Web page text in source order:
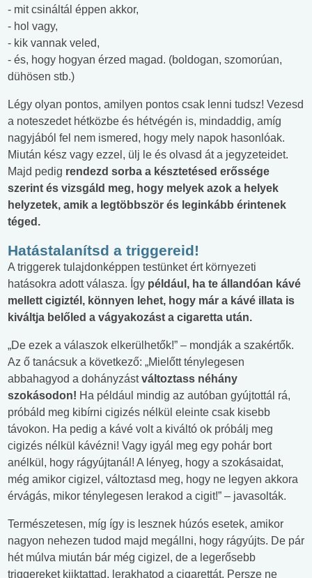
- mit csináltál éppen akkor,
- hol vagy,
- kik vannak veled,
- és, hogy hogyan érzed magad. (boldogan, szomorúan,
dühösen stb.)
Légy olyan pontos, amilyen pontos csak lenni tudsz! Vezesd
a noteszedet hétközbe és hétvégén is, mindaddig, amíg
nagyjából fel nem ismered, hogy mely napok hasonlóak.
Miután kész vagy ezzel, ülj le és olvasd át a jegyzeteidet.
Majd pedig rendezd sorba a késztetésed erőssége
szerint és vizsgáld meg, hogy melyek azok a helyek
helyzetek, amik a legtöbbször és leginkább érintenek
téged.
Hatástalanítsd a triggereid!
A triggerek tulajdonképpen testünket ért környezeti
hatásokra adott válasza. Így például, ha te állandóan kávé
mellett cigiztél, könnyen lehet, hogy már a kávé illata is
kiváltja belőled a vágyakozást a cigaretta után.
„De ezek a válaszok elkerülhetők!” – mondják a szakértők.
Az ő tanácsuk a következő: „Mielőtt ténylegesen
abbahagyod a dohányzástváltoztass néhány
szokásodon! Ha például mindig az autóban gyújtottál rá,
próbáld meg kibírni cigizés nélkül eleinte csak kisebb
távokon. Ha pedig a kávé volt a kiváltó ok próbálj meg
cigizés nélkül kávézni! Vagy igyál meg egy pohár bort
anélkül, hogy rágyújtanál! A lényeg, hogy a szokásaidat,
még amikor cigizel, változtasd meg, hogy ne legyen akkora
érvágás, mikor ténylegesen lerakod a cigit!” – javasolták.
Természetesen, míg így is lesznek húzós esetek, amikor
nagyon nehezen tudod majd megállni, hogy rágyújts. De pár
hét múlva miután bár még cigizel, de a legerősebb
triggereket kiiktattad, lerakhatod a cigarettát. Persze ne